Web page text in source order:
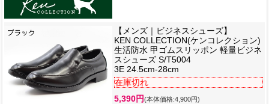
【メンズ｜ビジネスシューズ】
KEN COLLECTION(ケンコレクション)
生活防水 甲ゴムスリッポン 軽量ビジネ
スシューズ S/T5004
3E 24.5cm-28cm
在庫切れ
5,390円(本体価格:4,900円)